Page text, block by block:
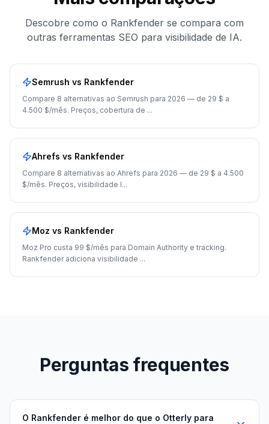
Descobre como o Rankfender se compara com
outras ferramentas SEO para visibilidade de IA.
Semrush vs Rankfender
Compare 8 alternativas ao Semrush para 2026 — de 29 $ a
4.500 $/mês. Preços, cobertura de ...
Ahrefs vs Rankfender
Compare 8 alternativas ao Ahrefs para 2026 — de 29 $ a 4.500
$/mês. Preços, visibilidade I...
Moz vs Rankfender
Moz Pro custa 99 $/mês para Domain Authority e tracking.
Rankfender adiciona visibilidade ...
Perguntas frequentes
O Rankfender é melhor do que o Otterly para